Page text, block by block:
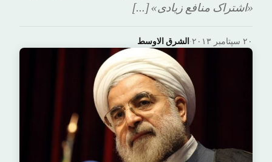
«اشتراک منافع زیادی» […]
الشرق الاوسط· ۲۰ سپتامبر ۲۰۱۳